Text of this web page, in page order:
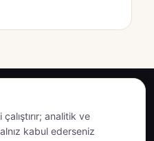
geçin
analitik ve
kabul ederseniz